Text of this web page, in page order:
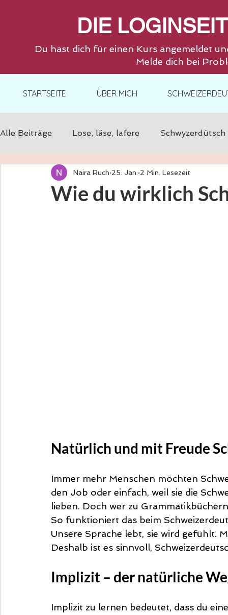
DIE
Du hast dich für einen Kurs angemeldet
Melde dich bei
STARTSEITE ÜBER MICH
Alle Beiträge Lose, läse, lafere Schwyzerdütsch
Wie du wirklich
Naira Ruch 25. Jan. 2 Min. Lesezeit
Natürlich und mit Freude
Immer mehr Menschen möchten
den Job oder einfach, weil sie die
lieben. Doch wer zu
So funktioniert das beim
Unsere Sprache lebt, sie wird gefühlt.
Deshalb ist es sinnvoll,
Implizit – der natürliche
Implizit zu lernen bedeutet, dass du